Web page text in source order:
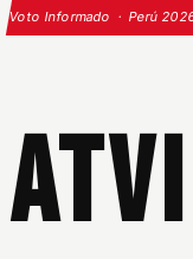
Voto Informado · Perú
ATVI